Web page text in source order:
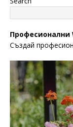
Професионални
Създай